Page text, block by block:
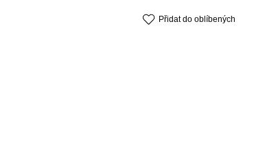
Přidat do oblíbených